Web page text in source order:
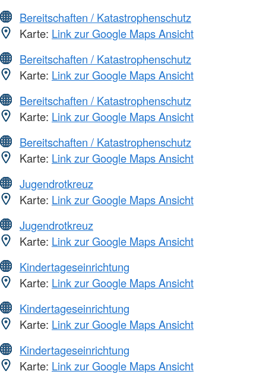
Bereitschaften / Katastrophenschutz
Karte: Link zur Google Maps Ansicht
Bereitschaften / Katastrophenschutz
Karte: Link zur Google Maps Ansicht
Bereitschaften / Katastrophenschutz
Karte: Link zur Google Maps Ansicht
Bereitschaften / Katastrophenschutz
Karte: Link zur Google Maps Ansicht
Jugendrotkreuz
Karte: Link zur Google Maps Ansicht
Jugendrotkreuz
Karte: Link zur Google Maps Ansicht
Kindertageseinrichtung
Karte: Link zur Google Maps Ansicht
Kindertageseinrichtung
Karte: Link zur Google Maps Ansicht
Kindertageseinrichtung
Karte: Link zur Google Maps Ansicht